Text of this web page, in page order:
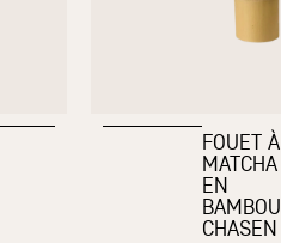
FOUET À
MATCHA
EN
BAMBOU
CHASEN